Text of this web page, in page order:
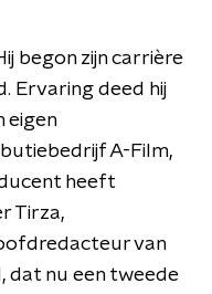
begon zijn carrière
Ervaring deed hij
eigen
A-Film,
heeft
Tirza,
van
dat nu een tweede